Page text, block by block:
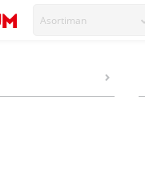
Asortiman